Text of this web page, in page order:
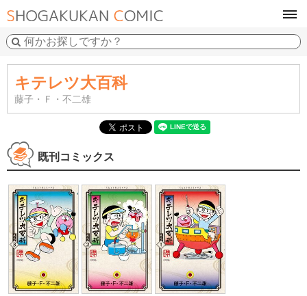
キテレツ大百科
藤子・Ｆ・不二雄
既刊コミックス